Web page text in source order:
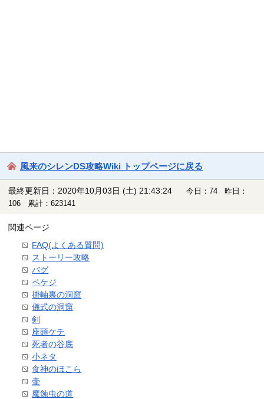
風来のシレンDS攻略Wiki トップページに戻る
最終更新日：2020年10月03日 (土) 21:43:24
今日：74 昨日：
106 累計：623141
関連ページ
FAQ(よくある質問)
ストーリー攻略
バグ
ペケジ
掛軸裏の洞窟
儀式の洞窟
剣
座頭ケチ
死者の谷底
小ネタ
食神のほこら
壷
魔蝕虫の道